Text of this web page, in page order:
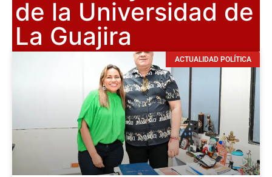
de la Universidad de
La Guajira
ACTUALIDAD POLÍTICA